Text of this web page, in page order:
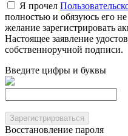
Я прочел
полностью и обязуюсь его
желание зарегистрировать
Настоящее заявление
собственноручной подписи.
Введите цифры и буквы
Зарегистрироваться
Восстановление пароля